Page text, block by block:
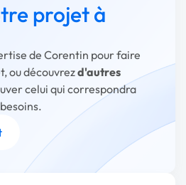
projet à
de Corentin pour faire
ou découvrezd'autres
celui qui correspondra